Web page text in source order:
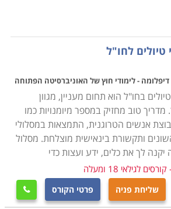
סבלנות אין קץ לאנשים, עמידה
אלתור גבוהה והרבה מאוד תכונות
בחו"ל אורך לרוב מספר חודשים, ועיקרו
בתחומי ההיסטוריה, מושגים בסיסים
גיאוגרפיה, אמנות ואדריכלות
בתרבויות של המדינות השונות. נערכת
ביעדים מובילים באירופה, ארה"ב,
דגש לטיולים בעלי עניין ייחודי,
או אמנות.
טיולים לחו"ל
- לימודי חוץ של האוניברסיטה הפתוחה
בחו"ל הוא תחום מעניין, מגוון
מדריך טוב מחזיק במספר מיומנויות כמו
אנשים הטרוגנית, התמצאות במסלולי
ותקשורת בינאישית מוצלחת. מסלול
יקנה לך את כלים, ידע ועצות כדי
לגילאי 18 ומעלה
שליחת פניה פרטי הקורס 